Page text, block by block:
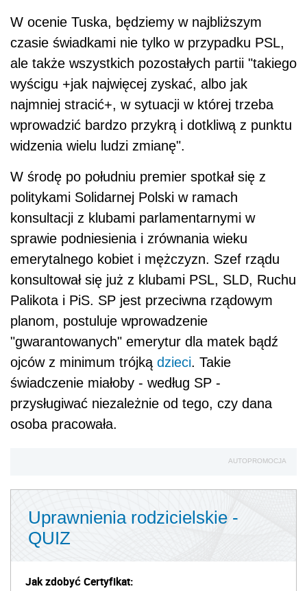
W ocenie Tuska, będziemy w najbliższym
czasie świadkami nie tylko w przypadku PSL,
ale także wszystkich pozostałych partii "takiego
wyścigu +jak najwięcej zyskać, albo jak
najmniej stracić+, w sytuacji w której trzeba
wprowadzić bardzo przykrą i dotkliwą z punktu
widzenia wielu ludzi zmianę".
W środę po południu premier spotkał się z
politykami Solidarnej Polski w ramach
konsultacji z klubami parlamentarnymi w
sprawie podniesienia i zrównania wieku
emerytalnego kobiet i mężczyzn. Szef rządu
konsultował się już z klubami PSL, SLD, Ruchu
Palikota i PiS. SP jest przeciwna rządowym
planom, postuluje wprowadzenie
"gwarantowanych" emerytur dla matek bądź
ojców z minimum trójką dzieci. Takie
świadczenie miałoby - według SP -
przysługiwać niezależnie od tego, czy dana
osoba pracowała.
AUTOPROMOCJA
Uprawnienia rodzicielskie -
QUIZ
Jak zdobyć Certyfikat: